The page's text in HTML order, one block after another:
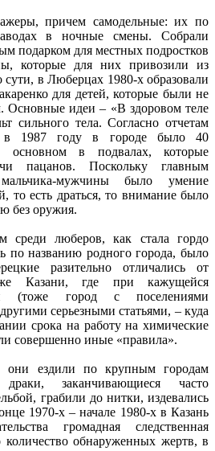
причем самодельные: их по
в ночные смены. Собрали
подарком для местных подростков
которые для них привозили из
в Люберцах 1980-х образовали
для детей, которые были не
Основные идеи – «В здоровом теле
сильного тела. Согласно отчетам
в 1987 году в городе было 40
основном в подвалах, которые
пацанов. Поскольку главным
мужчины было умение
то есть драться, то внимание было
без оружия.
среди люберов, как стала гордо
по названию родного города, было
разительно отличались от
Казани, где при кажущейся
(тоже город с поселениями
серьезными статьями, – куда
срока на работу на химические
совершенно иные «правила».
они ездили по крупным городам
заканчивающиеся часто
грабили до нитки, издевались
1970-х – начале 1980-х в Казань
громадная следственная
обнаруженных жертв, в